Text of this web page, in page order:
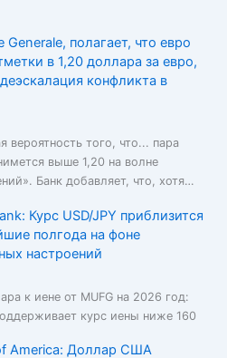
Generale, полагает, что евро
в 1,20 доллара за евро,
конфликта в
вероятность того, что... пара
выше 1,20 на волне
Банк добавляет, что, хотя…
Курс USD/JPY приблизится
полгода на фоне
настроений
к иене от MUFG на 2026 год:
курс иены ниже 160
America: Доллар США